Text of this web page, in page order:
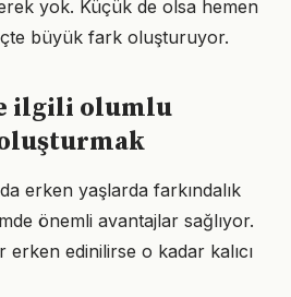
yok. Küçük de olsa hemen
büyük fark oluşturuyor.
ilgili olumlu
erken yaşlarda farkındalık
önemli avantajlar sağlıyor.
erken edinilirse o kadar kalıcı